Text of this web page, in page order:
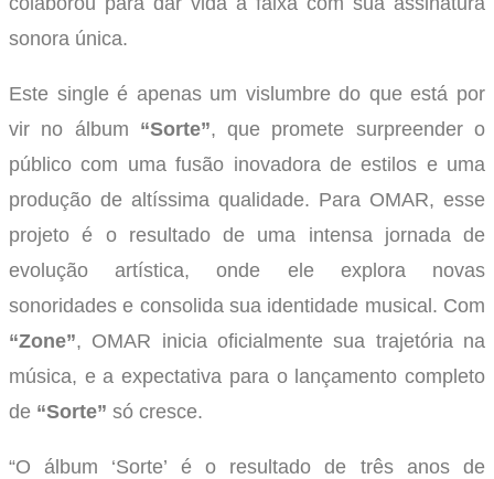
sonora única.
Este single é apenas um vislumbre do que está por
vir no álbum “Sorte”, que promete surpreender o
público com uma fusão inovadora de estilos e uma
produção de altíssima qualidade. Para OMAR, esse
projeto é o resultado de uma intensa jornada de
evolução artística, onde ele explora novas
sonoridades e consolida sua identidade musical. Com
“Zone”, OMAR inicia oficialmente sua trajetória na
música, e a expectativa para o lançamento completo
de “Sorte” só cresce.
“O álbum ‘Sorte’ é o resultado de três anos de